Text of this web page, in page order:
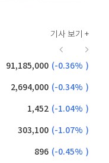
기사 보기 +
91,185,000 (-0.36% )
2,694,000 (-0.34% )
1,452 (-1.04% )
303,100 (-1.07% )
896 (-0.45% )